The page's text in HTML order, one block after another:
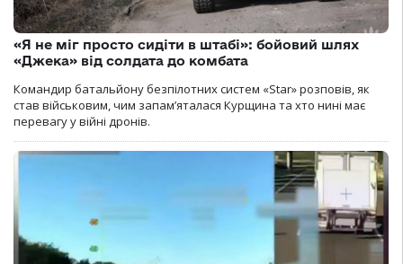
«Я не міг просто сидіти в штабі»: бойовий шлях
«Джека» від солдата до комбата
Командир батальйону безпілотних систем «Star» розповів, як
став військовим, чим запам’яталася Курщина та хто нині має
перевагу у війні дронів.